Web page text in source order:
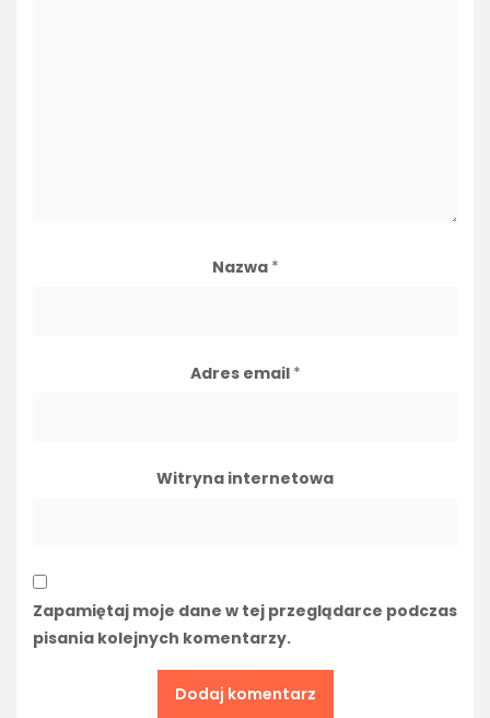
Nazwa *
Adres email *
Witryna internetowa
Zapamiętaj moje dane w tej przeglądarce podczas
pisania kolejnych komentarzy.